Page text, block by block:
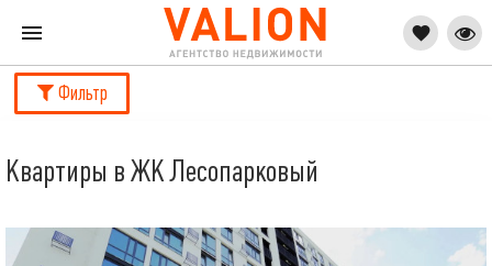
Фильтр
Квартиры в ЖК Лесопарковый